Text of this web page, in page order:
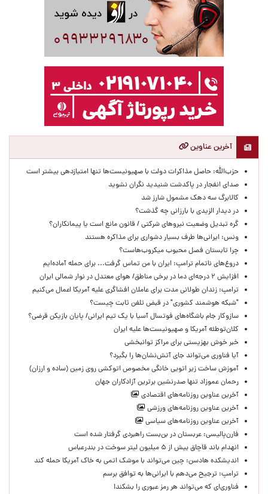
آخرین عناوین
حزب‌الله: حاصل مذاکرات دولت با صهیونیست‌ها تنها امتیازدهی‌ بیشتر است
صدای انفجار در پاکدشت شنیدید نگران نشوید
کالابرگ سه دهک مشمول شارز شد
در دیدار الزیدی با بارزانی چه گذشت؟
گره تبدیل وضعیت نیروهای شرکتی / قانون مانع است یا پیمانکاران؟
ونس: ایرانی‌ها طرف بسیار دشواری برای مذاکره هستند
چرا تابستان فصل محبوب میکروب‌هاست؟
دروغ‌های ناتمام ترامپ: ایران با من تماس گرفت... برای حمله آماده‌ایم
افزایش ۲ درجه‌ای دما در برخی مناطق/ هوای معتدل در نوار شمالی ایران
ترامپ: زندان طولانی مدت برای عاملان افشاگری‌ علیه آمریکا اعمال می‌کنیم
"شبکه هوشمند کشوری" در قبض تلفن ثابت چیست؟
سازوکار جام باشگاه‌های فوتسال آسیا با یک تیم ایرانی/ پایان بازیکن قرضی؟
کلان‌توطئه آمریکا و صهیونیست‌ها علیه ایران
خبر خوش بهزیستی برای مراکز توانبخشی
آیا فناوری می‌تواند جای آتش‌نشان‌ها را بگیرد؟
آموزش ساخت زیر اتویی خانگی مخصوص اتوکشی روی زمین (ساده و ارزان)
رحمان عموزاد تنها صدرنشین برترین آزادکاران جهان
آخرین عناوین روزنامه‌های اقتصادی
آخرین عناوین روزنامه‌های ورزشی
آخرین عناوین روزنامه‌های سیاسی
فارن‌پالیسی: عربستان در بن‌بست راهبردی گرفتار شده است
انهدام باند قاچاق بیش از ۵ میلیون لیتر سوخت در بندرعباس
اندیشکده هادسن: چین می‌تواند با موشک اتمی به خاک آمریکا حمله کند
ترامپ: ترجیح می‌دهم با ایرانی‌‌ها به توافق برسم
فناوری‌ای که می‌تواند هر رمز عبوری را بشکند!